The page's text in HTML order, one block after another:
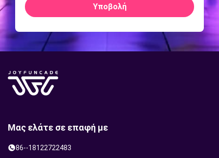
Υποβολή
Μας ελάτε σε επαφή με
86--18122722483